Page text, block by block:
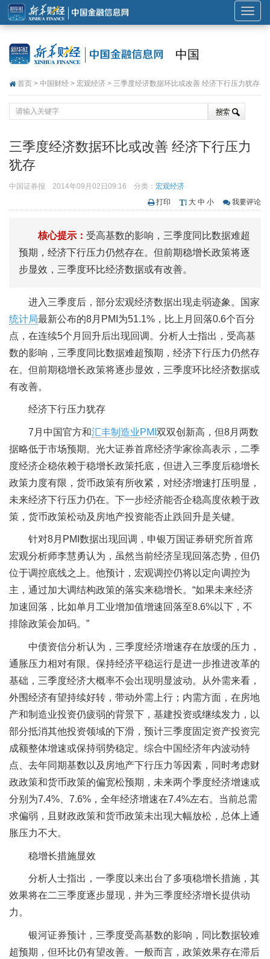
展
开
导
中国
首页 > 中国财经 > 宏观经济 > 三季度经济数据环比或改善 经济下行压力犹存
三季度经济数据环比或改善 经济下行压力
犹存
中国证券报 2014年09月02日09:16 分类： 宏观经济
打印
大 中 小 我要评论
核心提示： 受高基数的影响，三季度同比数据难超
预期，经济下行压力仍然存在。但前期稳增长政策将逐
步显效，三季度环比经济数据或有改善。
进入三季度后，部分宏观经济数据出现走弱迹象。国家
统计局最新公布的8月PMI为51.1%，比上月回落0.6个百分
点，在连续5个月回升后出现回调。分析人士指出，受高基
数的影响，三季度同比数据难超预期，经济下行压力仍然存
在。但前期稳增长政策将逐步显效，三季度环比经济数据或
有改善。
经济下行压力犹存
7月中国官方和汇丰制造业PMI 双双创新高，但8月两数
据略低于市场预期。光大证券首席经济学家徐高表示，二季
度经济企稳依赖于稳增长政策托底，但进入三季度后稳增长
政策力度有限，货币政策有所收紧，对经济增速打压明显，
未来经济下行压力仍在。下一步经济能否企稳高度依赖于政
策，货币政策松动及房地产投资能否止跌回升是关键。
针对8月PMI数据出现回调，申银万国证券研究所首席
宏观分析师李慧勇认为，虽然当前经济呈现回落态势，但仍
位于调控底线之上。他预计，宏观调控仍将以定向调控为
主，通过加大调结构政策的落实来稳增长。“如果未来经济
加速回落，比如单月工业增加值增速回落至8.6%以下，不
排除政策会加码。”
中债资信分析认为，三季度经济增速存在放缓的压力，
通胀压力相对有限。保持经济平稳运行是进一步推进改革的
基础，三季度经济大概率不会出现明显波动。从外需来看，
外围经济有望持续好转，带动外需上行；内需方面，在房地
产和制造业投资仍疲弱的背景下，基建投资或继续发力，以
部分抵消其他投资领域的下滑，预计三季度固定资产投资完
成额整体增速或保持弱势稳定。综合中国经济年内波动特
点、去年同期基数以及房地产下行压力等因素，同时考虑财
政政策和货币政策的偏宽松预期，未来两个季度经济增速或
分别为7.4%、7.6%，全年经济增速在7.4%左右。当前总需
求偏弱，且财政政策和货币政策未出现大幅放松，总体上通
胀压力不大。
稳增长措施显效
分析人士指出，一季度以来出台了多项稳增长措施，其
效果将在二三季度逐步显现，并为三季度经济增长提供动
力。
银河证券预计，三季度受高基数的影响，同比数据较难
超预期，但环比仍有望改善。一般而言，政策效果存在滞后